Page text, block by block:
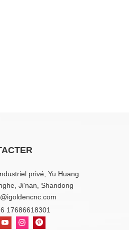
privé, Yu Huang
Ji'nan, Shandong
17686618301